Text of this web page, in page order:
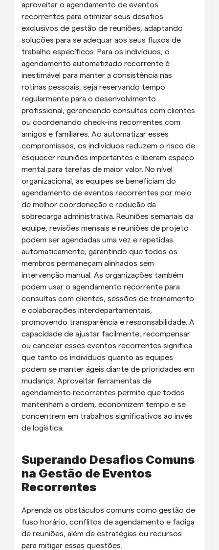
aproveitar o agendamento de eventos
recorrentes para otimizar seus desafios
exclusivos de gestão de reuniões, adaptando
soluções para se adequar aos seus fluxos de
trabalho específicos. Para os indivíduos, o
agendamento automatizado recorrente é
inestimável para manter a consistência nas
rotinas pessoais, seja reservando tempo
regularmente para o desenvolvimento
profissional, gerenciando consultas com clientes
ou coordenando check-ins recorrentes com
amigos e familiares. Ao automatizar esses
compromissos, os indivíduos reduzem o risco de
esquecer reuniões importantes e liberam espaço
mental para tarefas de maior valor. No nível
organizacional, as equipes se beneficiam do
agendamento de eventos recorrentes por meio
de melhor coordenação e redução da
sobrecarga administrativa. Reuniões semanais da
equipe, revisões mensais e reuniões de projeto
podem ser agendadas uma vez e repetidas
automaticamente, garantindo que todos os
membros permaneçam alinhados sem
intervenção manual. As organizações também
podem usar o agendamento recorrente para
consultas com clientes, sessões de treinamento
e colaborações interdepartamentais,
promovendo transparência e responsabilidade. A
capacidade de ajustar facilmente, recompensar
ou cancelar esses eventos recorrentes significa
que tanto os indivíduos quanto as equipes
podem se manter ágeis diante de prioridades em
mudança. Aproveitar ferramentas de
agendamento recorrentes permite que todos
mantenham a ordem, economizem tempo e se
concentrem em trabalhos significativos ao invés
de logística.
Superando Desafios Comuns
na Gestão de Eventos
Recorrentes
Aprenda os obstáculos comuns como gestão de
fuso horário, conflitos de agendamento e fadiga
de reuniões, além de estratégias ou recursos
para mitigar essas questões.